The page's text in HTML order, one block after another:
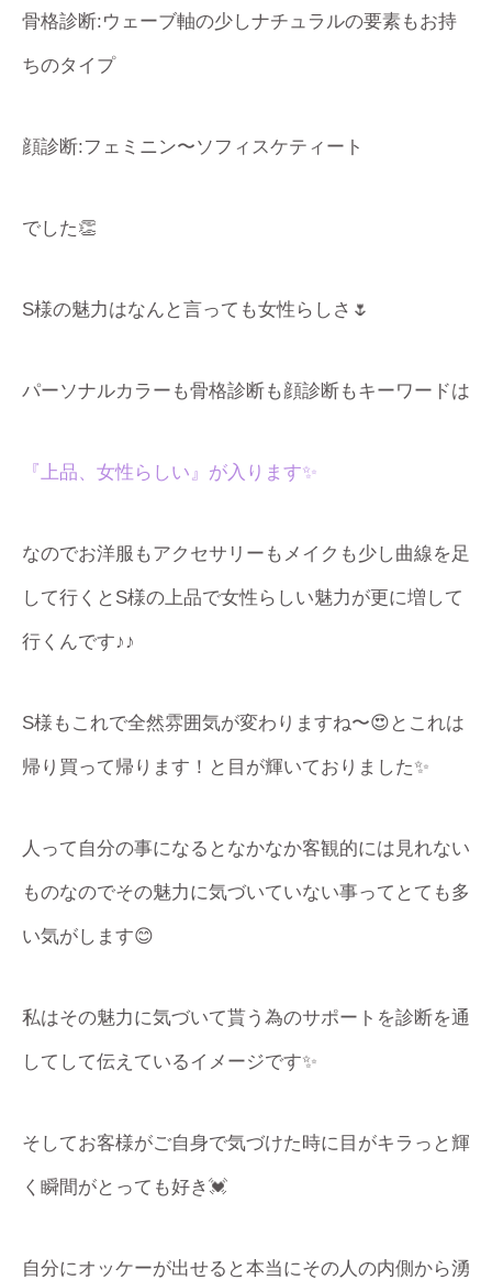
骨格診断:ウェーブ軸の少しナチュラルの要素もお持
ちのタイプ
顔診断:フェミニン〜ソフィスケティート
でした👏
S様の魅力はなんと言っても女性らしさ🌷
パーソナルカラーも骨格診断も顔診断もキーワードは
『上品、女性らしい』が入ります✨
なのでお洋服もアクセサリーもメイクも少し曲線を足
して行くとS様の上品で女性らしい魅力が更に増して
行くんです♪♪
S様もこれで全然雰囲気が変わりますね〜😍とこれは
帰り買って帰ります！と目が輝いておりました✨
人って自分の事になるとなかなか客観的には見れない
ものなのでその魅力に気づいていない事ってとても多
い気がします😊
私はその魅力に気づいて貰う為のサポートを診断を通
してして伝えているイメージです✨
そしてお客様がご自身で気づけた時に目がキラっと輝
く瞬間がとっても好き💓
自分にオッケーが出せると本当にその人の内側から湧